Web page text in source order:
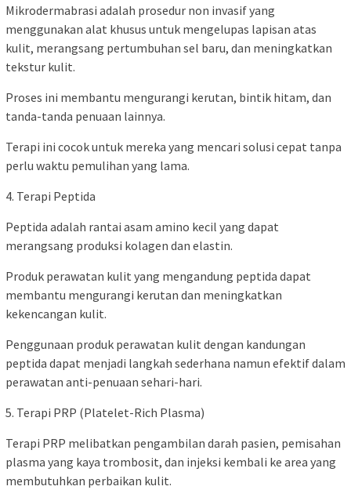
Mikrodermabrasi adalah prosedur non invasif yang
menggunakan alat khusus untuk mengelupas lapisan atas
kulit, merangsang pertumbuhan sel baru, dan meningkatkan
tekstur kulit.
Proses ini membantu mengurangi kerutan, bintik hitam, dan
tanda-tanda penuaan lainnya.
Terapi ini cocok untuk mereka yang mencari solusi cepat tanpa
perlu waktu pemulihan yang lama.
4. Terapi Peptida
Peptida adalah rantai asam amino kecil yang dapat
merangsang produksi kolagen dan elastin.
Produk perawatan kulit yang mengandung peptida dapat
membantu mengurangi kerutan dan meningkatkan
kekencangan kulit.
Penggunaan produk perawatan kulit dengan kandungan
peptida dapat menjadi langkah sederhana namun efektif dalam
perawatan anti-penuaan sehari-hari.
5. Terapi PRP (Platelet-Rich Plasma)
Terapi PRP melibatkan pengambilan darah pasien, pemisahan
plasma yang kaya trombosit, dan injeksi kembali ke area yang
membutuhkan perbaikan kulit.